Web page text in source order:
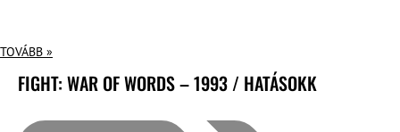
TOVÁBB »
FIGHT: WAR OF WORDS – 1993 / HATÁSOKK